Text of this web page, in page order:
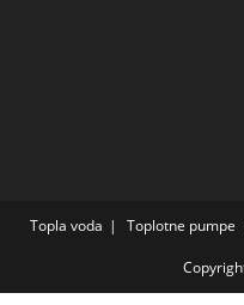
Topla voda Toplotne pumpe